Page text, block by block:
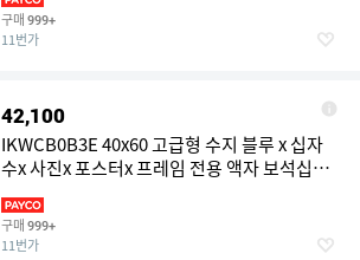
구매 999+
11번가
42,100
IKWCB0B3E 40x60 고급형 수지 블루 x 십자
수x 사진x 포스터x 프레임 전용 액자 보석십자
수 직사각형
구매 999+
11번가